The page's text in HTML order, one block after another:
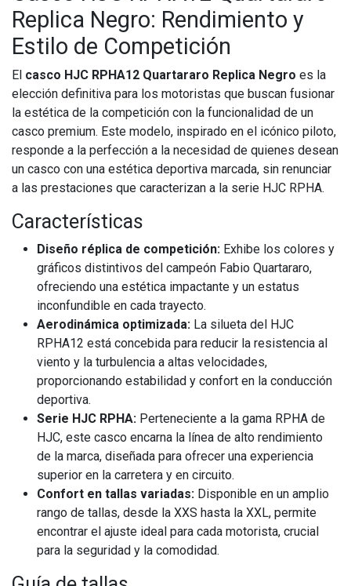
Replica Negro: Rendimiento y
Estilo de Competición
El casco HJC RPHA12 Quartararo Replica Negro es la
elección definitiva para los motoristas que buscan fusionar
la estética de la competición con la funcionalidad de un
casco premium. Este modelo, inspirado en el icónico piloto,
responde a la perfección a la necesidad de quienes desean
un casco con una estética deportiva marcada, sin renunciar
a las prestaciones que caracterizan a la serie HJC RPHA.
Características
Diseño réplica de competición: Exhibe los colores y
gráficos distintivos del campeón Fabio Quartararo,
ofreciendo una estética impactante y un estatus
inconfundible en cada trayecto.
Aerodinámica optimizada: La silueta del HJC
RPHA12 está concebida para reducir la resistencia al
viento y la turbulencia a altas velocidades,
proporcionando estabilidad y confort en la conducción
deportiva.
Serie HJC RPHA: Perteneciente a la gama RPHA de
HJC, este casco encarna la línea de alto rendimiento
de la marca, diseñada para ofrecer una experiencia
superior en la carretera y en circuito.
Confort en tallas variadas: Disponible en un amplio
rango de tallas, desde la XXS hasta la XXL, permite
encontrar el ajuste ideal para cada motorista, crucial
para la seguridad y la comodidad.